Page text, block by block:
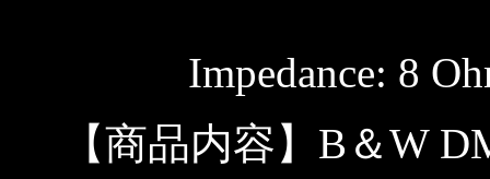
Impedance: 8
【商品内容】B＆W